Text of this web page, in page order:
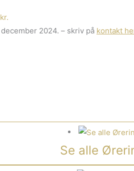
2024. – skriv på kontakt
Se alle